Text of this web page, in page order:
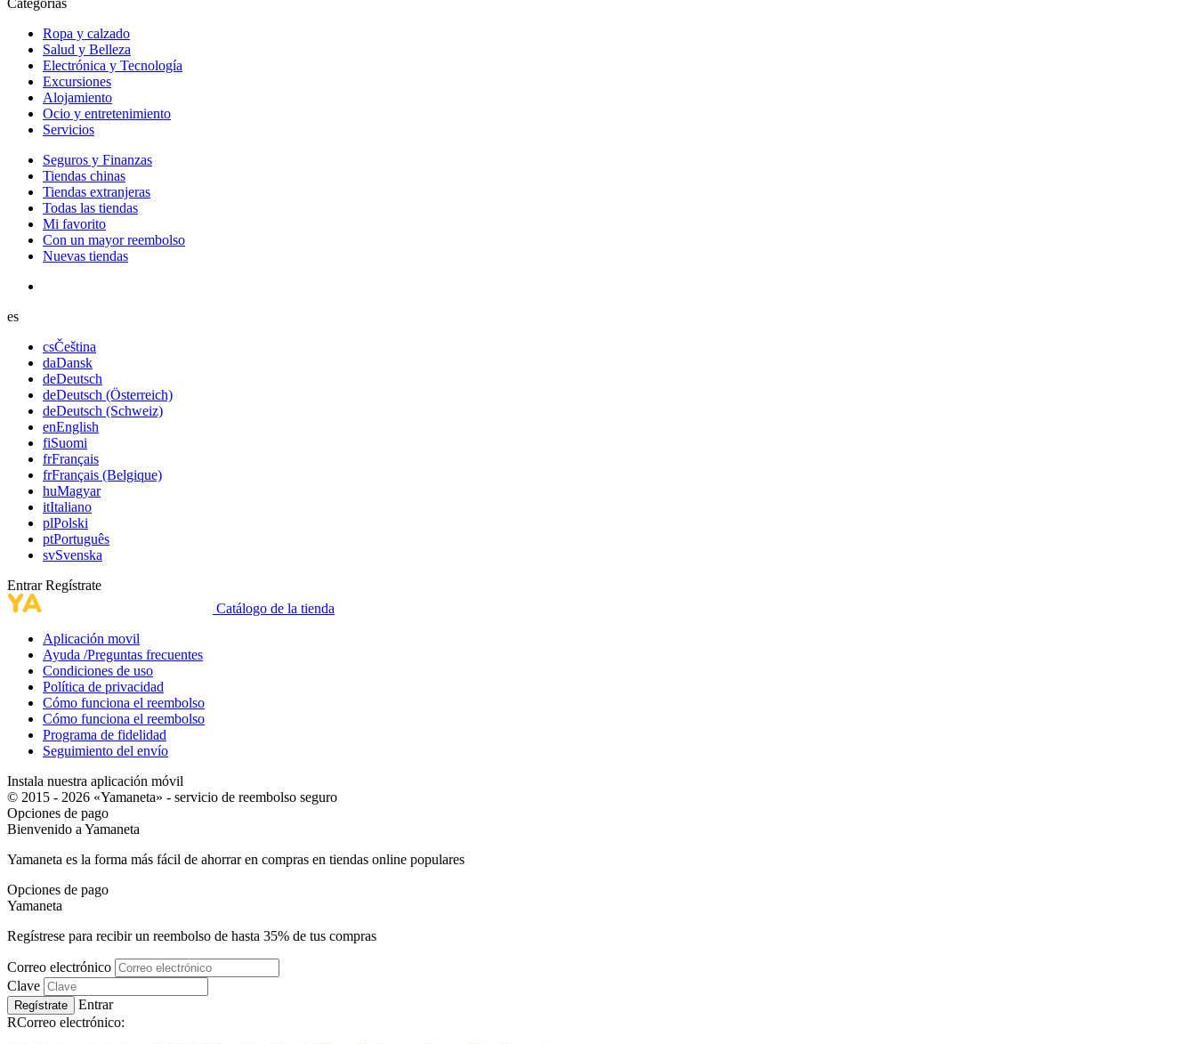
Categorías
Ropa y calzado
Salud y Belleza
Electrónica y Tecnología
Excursiones
Alojamiento
Ocio y entretenimiento
Servicios
Seguros y Finanzas
Tiendas chinas
Tiendas extranjeras
Todas las tiendas
Mi favorito
Con un mayor reembolso
Nuevas tiendas
es
csČeština
daDansk
deDeutsch
deDeutsch (Österreich)
deDeutsch (Schweiz)
enEnglish
fiSuomi
frFrançais
frFrançais (Belgique)
huMagyar
itItaliano
plPolski
ptPortuguês
svSvenska
Entrar Regístrate
Catálogo de la tienda
Aplicación movil
Ayuda /Preguntas frecuentes
Condiciones de uso
Política de privacidad
Cómo funciona el reembolso
Cómo funciona el reembolso
Programa de fidelidad
Seguimiento del envío
Instala nuestra aplicación móvil
© 2015 - 2026 «Yamaneta» - servicio de reembolso seguro
Opciones de pago
Bienvenido a Yamaneta
Yamaneta es la forma más fácil de ahorrar en compras en tiendas online populares
Opciones de pago
Yamaneta
Regístrese para recibir un reembolso de hasta 35% de tus compras
Correo electrónico
Clave
Regístrate
Entrar
RCorreo electrónico: